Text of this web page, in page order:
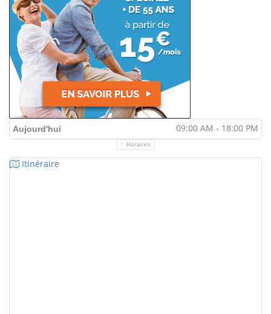
Aujourd'hui 09:00 AM - 18:00 PM
Horaires
Itinéraire